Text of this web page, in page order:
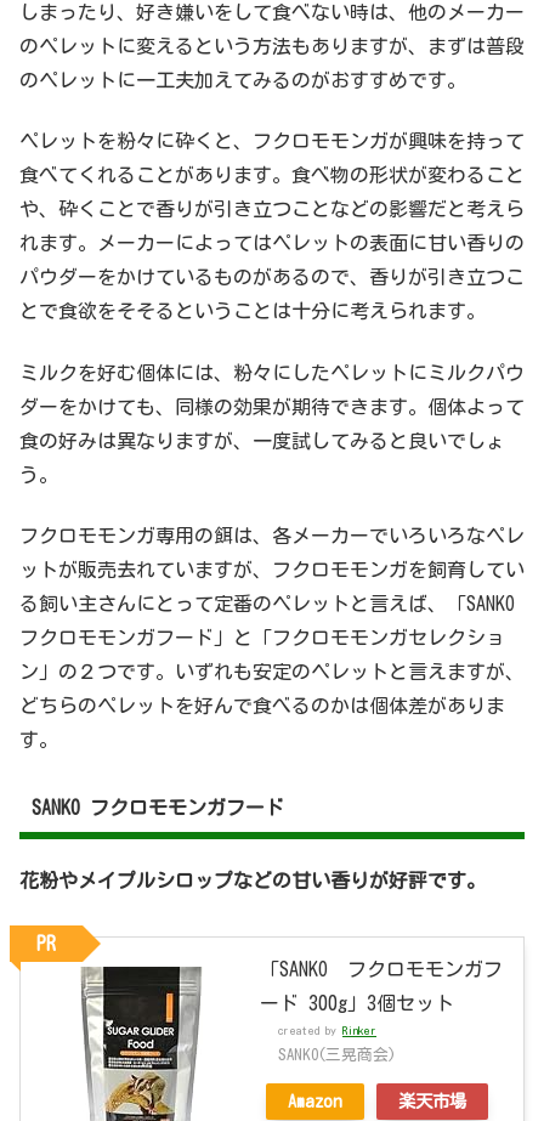
しまったり、好き嫌いをして食べない時は、他のメーカー
のペレットに変えるという方法もありますが、まずは普段
のペレットに一工夫加えてみるのがおすすめです。
ペレットを粉々に砕くと、フクロモモンガが興味を持って
食べてくれることがあります。食べ物の形状が変わること
や、砕くことで香りが引き立つことなどの影響だと考えら
れます。メーカーによってはペレットの表面に甘い香りの
パウダーをかけているものがあるので、香りが引き立つこ
とで食欲をそそるということは十分に考えられます。
ミルクを好む個体には、粉々にしたペレットにミルクパウ
ダーをかけても、同様の効果が期待できます。個体よって
食の好みは異なりますが、一度試してみると良いでしょ
う。
フクロモモンガ専用の餌は、各メーカーでいろいろなペレ
ットが販売去れていますが、フクロモモンガを飼育してい
る飼い主さんにとって定番のペレットと言えば、「SANKO
フクロモモンガフード」と「フクロモモンガセレクショ
ン」の２つです。いずれも安定のペレットと言えますが、
どちらのペレットを好んで食べるのかは個体差がありま
す。
SANKO フクロモモンガフード
花粉やメイプルシロップなどの甘い香りが好評です。
「SANKO フクロモモンガフ
ード 300g」3個セット
created by Rinker
SANKO(三晃商会)
Amazon 楽天市場
PR